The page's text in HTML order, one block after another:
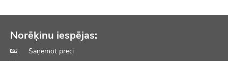
Norēķinu iespējas:
Saņemot preci